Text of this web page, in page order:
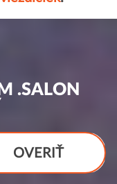
.SALON
OVERIŤ